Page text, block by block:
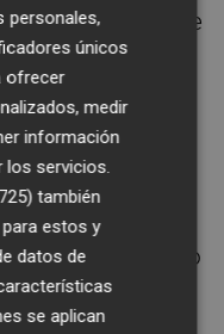
cuadrado. Se
en las que
en el último
de la Vega
669 €/m2. Al
aquí ha subido
2022.
personales,
únicos
ofrecer
medir
información
los servicios.
también
estos y
datos de
se aplican